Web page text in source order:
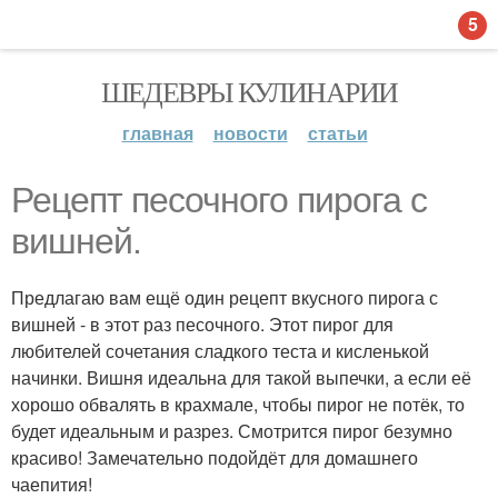
ШЕДЕВРЫ КУЛИНАРИИ
главная новости статьи
Рецепт песочного пирога с
вишней.
Предлагаю вам ещё один рецепт вкусного пирога с
вишней - в этот раз песочного. Этот пирог для
любителей сочетания сладкого теста и кисленькой
начинки. Вишня идеальна для такой выпечки, а если её
хорошо обвалять в крахмале, чтобы пирог не потёк, то
будет идеальным и разрез. Смотрится пирог безумно
красиво! Замечательно подойдёт для домашнего
чаепития!
5